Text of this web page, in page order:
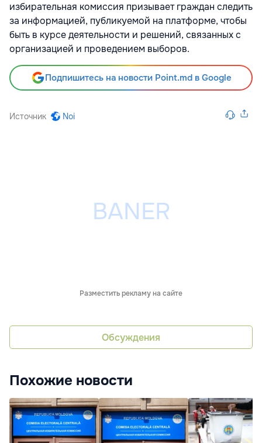
избирательная комиссия призывает граждан следить
за информацией, публикуемой на платформе, чтобы
быть в курсе деятельности и решений, связанных с
организацией и проведением выборов.
Подпишитесь на новости Point.md в Google
Источник Noi
Разместить рекламу на сайте
Обсуждения
Похожие новости